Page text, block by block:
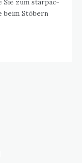
Sie zum starpac-
beim Stöbern